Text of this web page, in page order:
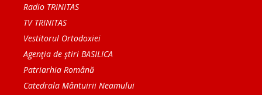
Radio TRINITAS
TV TRINITAS
Vestitorul Ortodoxiei
Agenţia de ştiri BASILICA
Patriarhia Română
Catedrala Mântuirii Neamului